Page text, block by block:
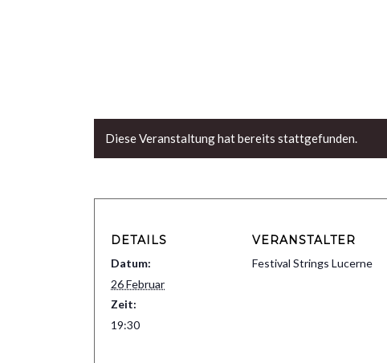
Diese Veranstaltung hat bereits stattgefunden.
DETAILS
Datum:
26 Februar
Zeit:
19:30
VERANSTALTER
Festival Strings Lucerne